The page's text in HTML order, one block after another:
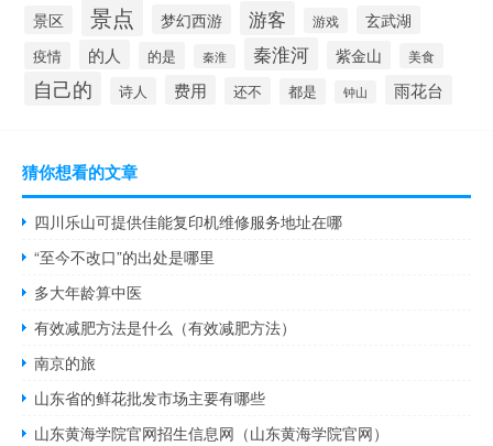
景区
景点 梦幻西游 游客 游戏 玄武湖
疫情 的人 的是 秦淮 秦淮河 紫金山 美食
自己的 诗人 费用 还不 都是 钟山 雨花台
猜你想看的文章
四川乐山可提供佳能复印机维修服务地址在哪
“至今不改口”的出处是哪里
多大年龄算中医
有效减肥方法是什么（有效减肥方法）
南京的旅
山东省的鲜花批发市场主要有哪些
山东黄海学院官网招生信息网（山东黄海学院官网）